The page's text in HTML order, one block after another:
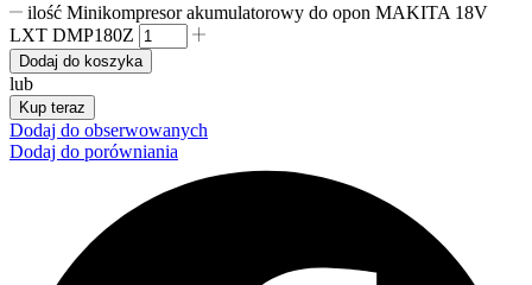
ilość Minikompresor akumulatorowy do opon MAKITA 18V
LXT DMP180Z
Dodaj do koszyka
lub
Kup teraz
Dodaj do obserwowanych
Dodaj do porówniania